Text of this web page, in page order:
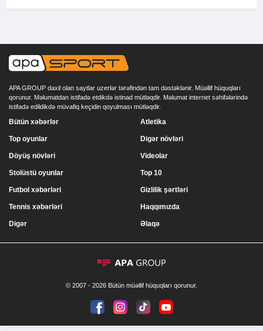
APA GROUP daxil olan saytlar uzerlər tərəfindən tam dəstəklənir. Müəllif hüquqları
qorunur. Məlumatdan istifadə etdikdə istinad mütləqdir. Məlumat internet səhifələrində
istifadə edildikdə müvafiq keçidin qoyulması mütləqdir.
Bütün xəbərlər
Top oyunlar
Döyüş növləri
Stolüstü oyunlar
Atletika
Digər növləri
Videolar
Top 10
Futbol xəbərləri
Tennis xəbərləri
Digər
Gizlilik şərtləri
Haqqımızda
Əlaqə
© 2007 - 2026 Bütün müəllif hüquqları qorunur.